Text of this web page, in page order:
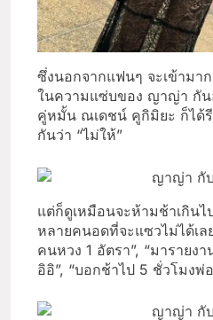
ซึ่งนอกจากแฟนๆ จะเข้ามา
ในความแซ่บของ ญาญ่า กัน
คู่หมั้น ณเดชน์ คูกิมิยะ ก็ได้
กันว่า “ไม่ให้”
แต่ก็ดูเหมือนจะห้ามช้าเกินไ
หลายคนอดที่จะแซวไม่ได้เล
คนหวง 1 อัตรา”, “มาราย
อิอิ”, “บอกช้าไป 5 ชั่วโมงพ่อ